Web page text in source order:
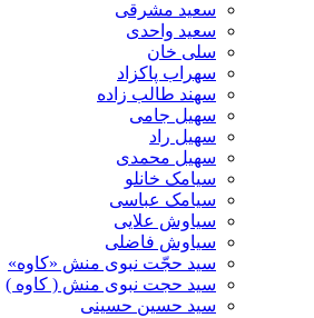
سعید مشرقی
سعید واحدی
سلی خان
سهراب پاکزاد
سهند طالب زاده
سهیل جامی
سهیل راد
سهیل محمدی
سیامک خانلو
سیامک عباسی
سیاوش علایی
سیاوش فاضلی
سید حجّت نبوی منش «کاوه»
سید حجت نبوی منش ( کاوه )
سید حسین حسینى